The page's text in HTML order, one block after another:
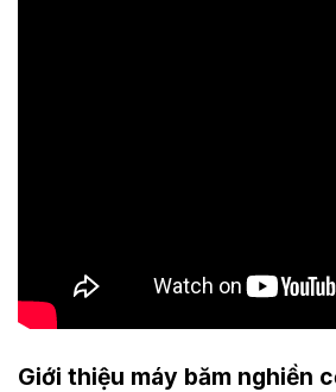
Giới thiệu máy băm nghiền